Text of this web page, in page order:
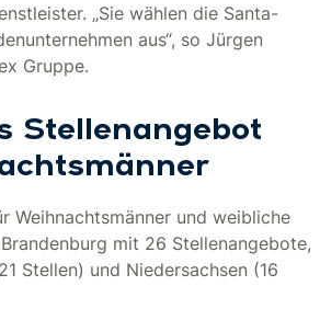
„Sie wählen die Santa-
aus“, so Jürgen
Gruppe.
Stellenangebot
Weihnachtsmänner und weibliche
mit 26 Stellenangebote,
Stellen) und Niedersachsen (16